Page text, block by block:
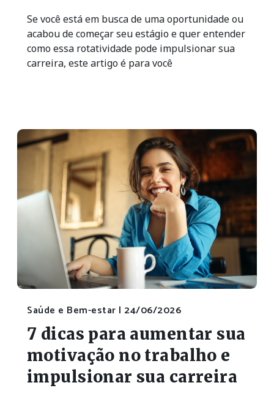
Se você está em busca de uma oportunidade ou
acabou de começar seu estágio e quer entender
como essa rotatividade pode impulsionar sua
carreira, este artigo é para você
Saúde e Bem-estar | 24/06/2026
7 dicas para aumentar sua
motivação no trabalho e
impulsionar sua carreira